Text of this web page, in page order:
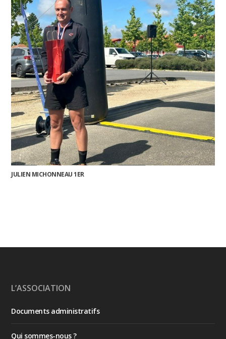
JULIEN MICHONNEAU 1ER
L’ASSOCIATION
Documents administratifs
Qui sommes-nous ?